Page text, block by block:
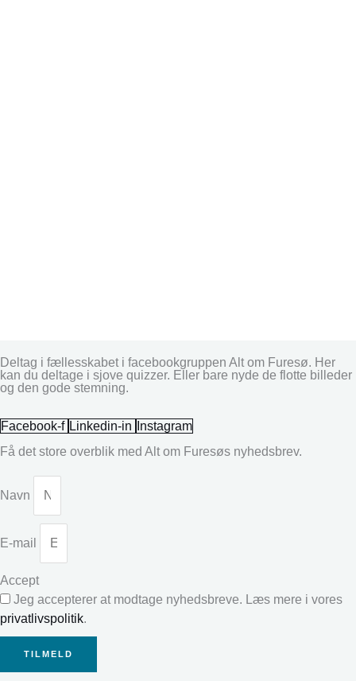
Deltag i fællesskabet i facebookgruppen Alt om Furesø. Her
kan du deltage i sjove quizzer. Eller bare nyde de flotte billeder
og den gode stemning.
Facebook-f Linkedin-in
Instagram
Få det store overblik med Alt om Furesøs nyhedsbrev.
Navn
E-mail
Accept
Jeg accepterer at modtage nyhedsbreve. Læs mere i vores
privatlivspolitik.
TILMELD